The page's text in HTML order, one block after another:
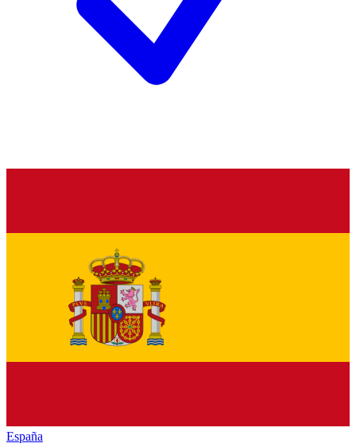
España